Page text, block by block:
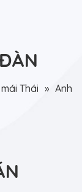
Thái » Anh